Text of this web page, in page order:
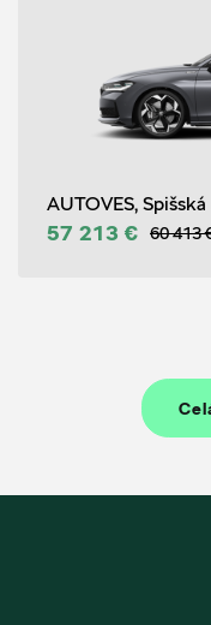
AUTOVES,
57 213 € 60 413